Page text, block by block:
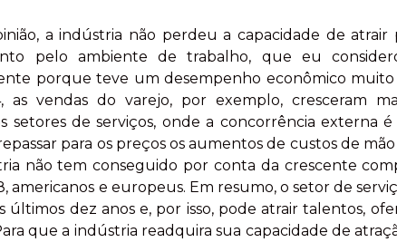
a indústria não perdeu a capacidade de atrair
pelo ambiente de trabalho, que eu
porque teve um desempenho econômico muito
as vendas do varejo, por exemplo, cresceram
setores de serviços, onde a concorrência externa
para os preços os aumentos de custos de
não tem conseguido por conta da crescente
americanos e europeus. Em resumo, o setor de
últimos dez anos e, por isso, pode atrair talentos,
que a indústria readquira sua capacidade de